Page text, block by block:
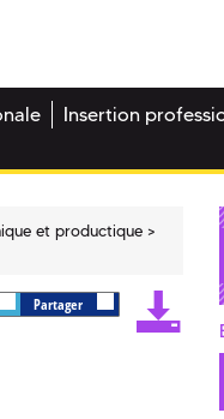
Insertion
et productique
Partager